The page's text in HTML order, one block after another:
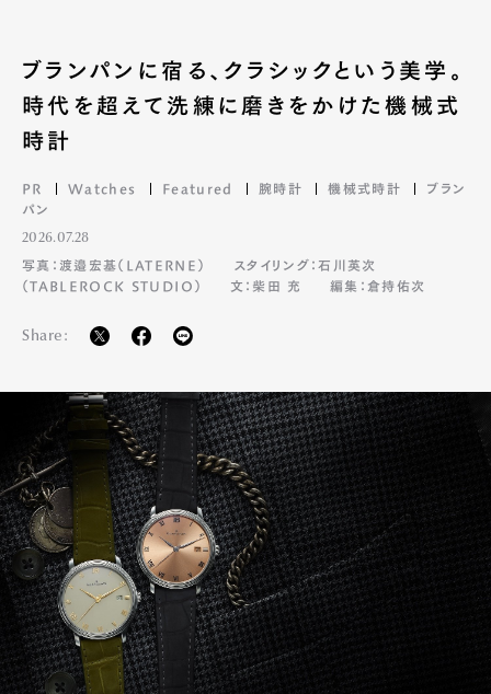
Art&DesignWatchFashion
Gourmet Cars
ProductCultureLifestyle
ブランパンに宿る、クラシックという美学。
時代を超えて洗練に磨きをかけた機械式
時計
PR Watches Featured 腕時計 機械式時計
ブラン
パン
2026.07.28
写真：渡邉宏基（LATERNE）
スタイリング：石川英次
（TABLEROCK STUDIO）
文：柴田 充 編集：倉持佑次
Share: